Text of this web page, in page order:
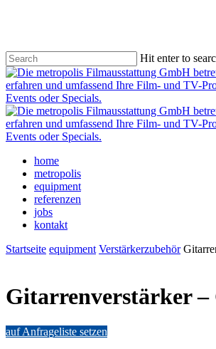
content
Hit enter to
Close
Search
Menu
home
metropolis
equipment
referenzen
jobs
kontakt
Startseite equipment Verstärkerzubehör
Gitarrenverstärker –
auf Anfrageliste setzen